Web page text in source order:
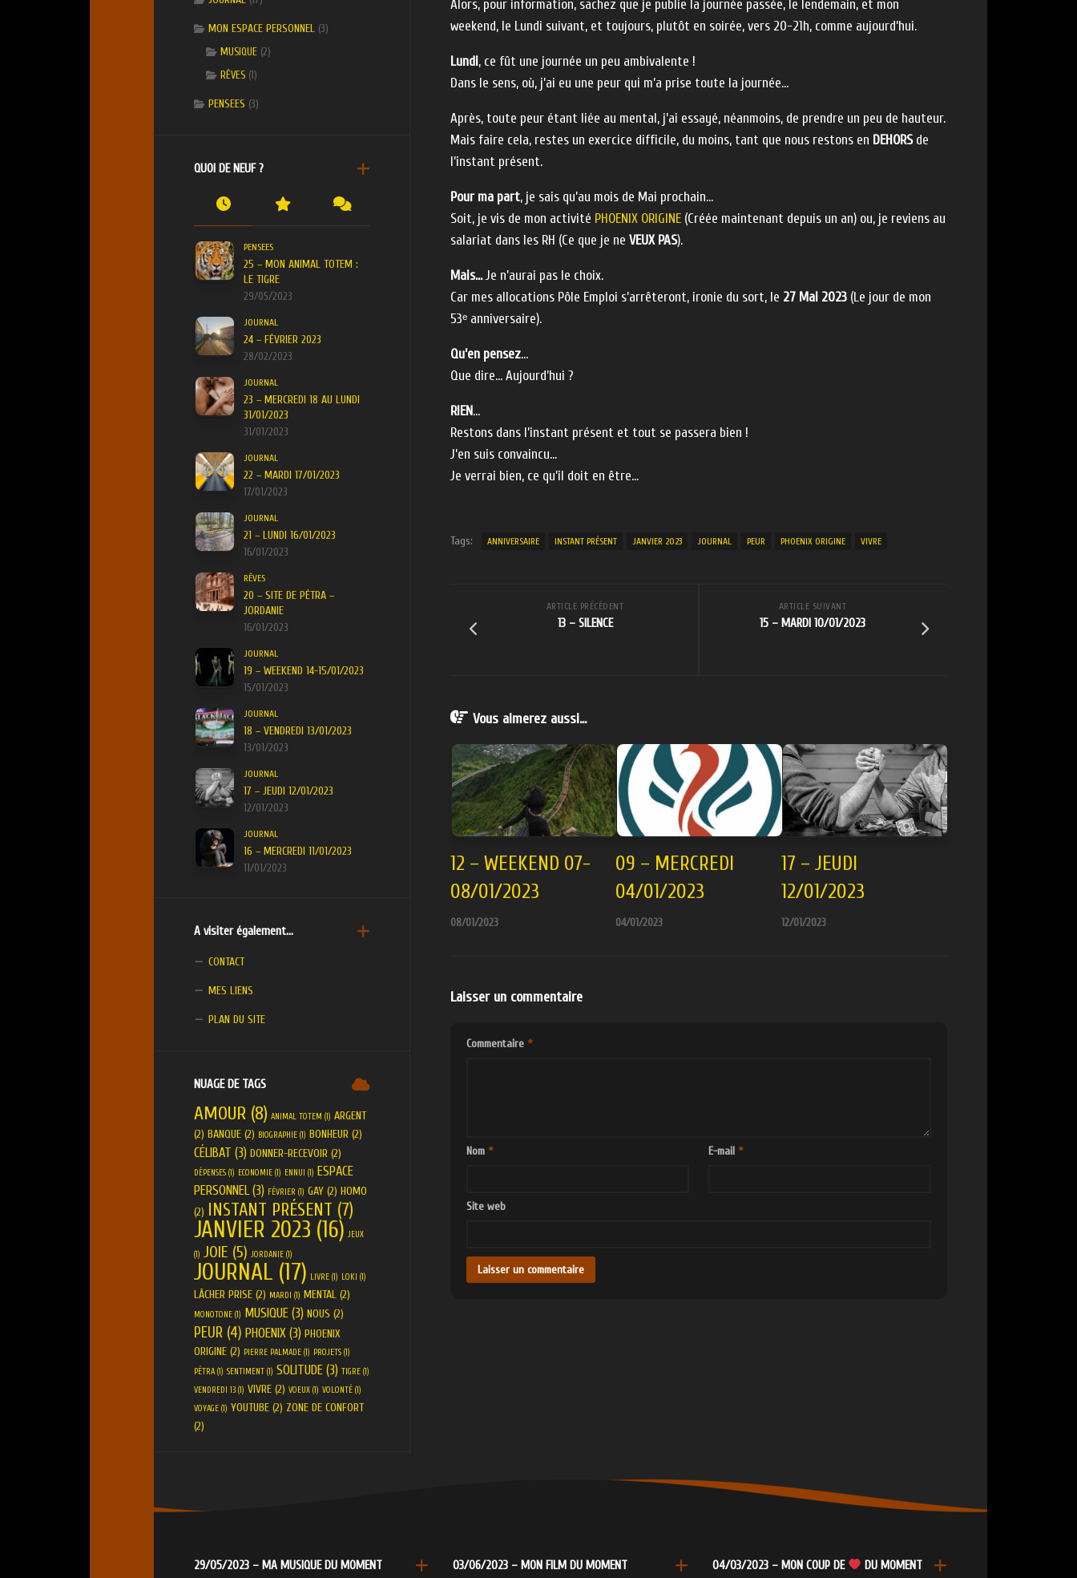
Alors, pour information, sachez que je publie la journée passée, le lendemain, et mon
weekend, le Lundi suivant, et toujours, plutôt en soirée, vers 20-21h, comme aujourd’hui.
Lundi, ce fût une journée un peu ambivalente !
Dans le sens, où, j’ai eu une peur qui m’a prise toute la journée…
Après, toute peur étant liée au mental, j’ai essayé, néanmoins, de prendre un peu de hauteur.
Mais faire cela, restes un exercice difficile, du moins, tant que nous restons en DEHORSde
l’instant présent.
Pour ma part, je sais qu’au mois de Mai prochain…
Soit, je vis de mon activité PHOENIX ORIGINE (Créée maintenant depuis un an) ou, je reviens au
salariat dans les RH (Ce que je ne VEUX PAS).
Mais…Je n’aurai pas le choix.
Car mes allocations Pôle Emploi s’arrêteront, ironie du sort, le 27 Mai 2023 (Le jour de mon
53ᵉ anniversaire).
Qu’en pensez…
Que dire… Aujourd’hui ?
RIEN…
Restons dans l’instant présent et tout se passera bien !
J’en suis convaincu…
Je verrai bien, ce qu’il doit en être…
Tags: ANNIVERSAIRE INSTANT PRÉSENT JANVIER 2023 JOURNAL PEUR PHOENIX ORIGINE VIVRE
ARTICLE SUIVANT
15 – MARDI 10/01/2023
ARTICLE PRÉCÉDENT
13 – SILENCE
Vous aimerez aussi...
12 – WEEKEND 07-
08/01/2023
08/01/2023
09 – MERCREDI
04/01/2023
04/01/2023
17 – JEUDI
12/01/2023
12/01/2023
Laisser un commentaire
Commentaire *
Nom * E-mail *
Site web
MON ESPACE PERSONNEL (3)
MUSIQUE (2)
RÊVES (1)
PENSEES (3)
QUOI DE NEUF ?
PENSEES
25 – MON ANIMAL TOTEM :
LE TIGRE
29/05/2023
JOURNAL
24 – FÉVRIER 2023
28/02/2023
JOURNAL
23 – MERCREDI 18 AU LUNDI
31/01/2023
31/01/2023
JOURNAL
22 – MARDI 17/01/2023
17/01/2023
JOURNAL
21 – LUNDI 16/01/2023
16/01/2023
RÊVES
20 – SITE DE PÉTRA –
JORDANIE
16/01/2023
JOURNAL
19 – WEEKEND 14-15/01/2023
15/01/2023
JOURNAL
18 – VENDREDI 13/01/2023
13/01/2023
JOURNAL
17 – JEUDI 12/01/2023
12/01/2023
JOURNAL
16 – MERCREDI 11/01/2023
11/01/2023
A visiter également…
CONTACT
MES LIENS
PLAN DU SITE
NUAGE DE TAGS
AMOUR (8) ANIMAL TOTEM (1) ARGENT
(2) BANQUE (2) BIOGRAPHIE (1) BONHEUR (2)
CÉLIBAT (3) DONNER-RECEVOIR (2)
DÉPENSES (1) ECONOMIE (1) ENNUI (1) ESPACE
PERSONNEL (3) FÉVRIER (1) GAY (2) HOMO
(2) INSTANT PRÉSENT (7)
JANVIER 2023 (16) JEUX
(1) JOIE (5) JORDANIE (1)
JOURNAL (17) LIVRE (1) LOKI (1)
LÂCHER PRISE (2) MARDI (1) MENTAL (2)
MONOTONE (1) MUSIQUE (3) NOUS (2)
PEUR (4) PHOENIX (3) PHOENIX
ORIGINE (2) PIERRE PALMADE (1) PROJETS (1)
PÉTRA (1) SENTIMENT (1) SOLITUDE (3) TIGRE (1)
VENDREDI 13 (1) VIVRE (2) VOEUX (1) VOLONTÉ (1)
VOYAGE (1) YOUTUBE (2) ZONE DE CONFORT
(2)
29/05/2023 – MA MUSIQUE DU MOMENT 03/06/2023 – MON FILM DU MOMENT 04/03/2023 – MON COUP DE DU MOMENT